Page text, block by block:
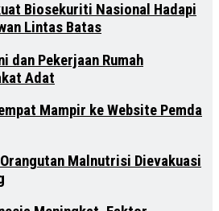
Biosekuriti Nasional Hadapi
Lintas Batas
dan Pekerjaan Rumah
Adat
Mampir ke Website Pemda
Malnutrisi Dievakuasi